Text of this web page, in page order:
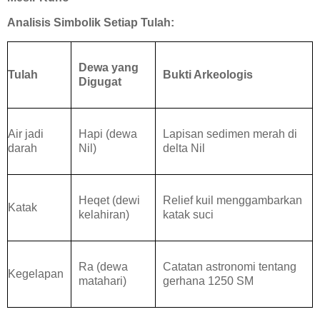
Analisis Simbolik Setiap Tulah:
Tulah
Dewa yang
Digugat
Bukti Arkeologis
Air jadi
darah
Hapi (dewa
Nil)
Lapisan sedimen merah di
delta Nil
Katak
Heqet (dewi
kelahiran)
Relief kuil menggambarkan
katak suci
Kegelapan
Ra (dewa
matahari)
Catatan astronomi tentang
gerhana 1250 SM